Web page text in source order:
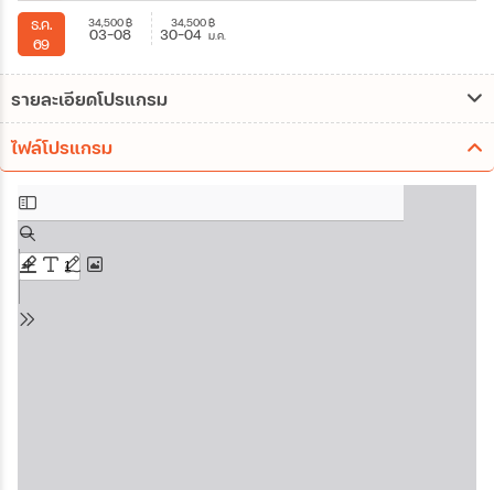
ธ.ค.
69
34,500฿
03-08
34,500฿
30-04 ม.ค.
รายละเอียดโปรแกรม
ไฟล์โปรแกรม